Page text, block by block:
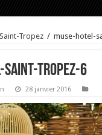
Tropez / muse-hotel-
saint-tropez-6
28 janvier 2016